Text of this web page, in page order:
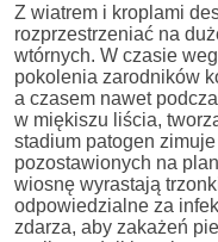
Z wiatrem i kroplami
rozprzestrzeniać na
wtórnych. W czasie
pokolenia zarodników
a czasem nawet
w miękiszu liścia,
stadium patogen
pozostawionych na
wiosnę wyrastają
odpowiedzialne za
zdarza, aby zakażeń